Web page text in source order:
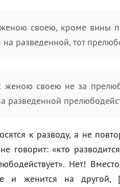
своею, кроме вины
разведенной, тот
женою своею не за
разведенной
к разводу, а не
говорит: «кто
Нет!
женится на другой,